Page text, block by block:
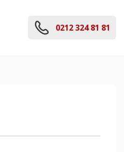
0212 324 81 81